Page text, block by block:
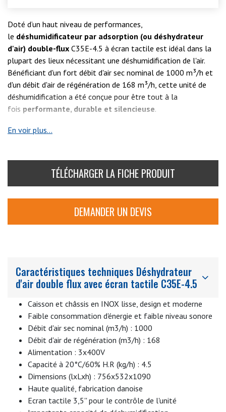
Doté d’un haut niveau de performances,
le déshumidificateur par adsorption (ou déshydrateur
d'air) double-flux C35E-4.5 à écran tactile est idéal dans la
plupart des lieux nécessitant une déshumidification de l'air.
Bénéficiant d'un fort débit d'air sec nominal de 1000 m³/h et
d'un débit d'air de régénération de 168 m³/h, cette unité de
déshumidification a été conçue pour être tout à la
fois performante, durable et silencieuse.
De fabrication danoise, une attention particulière a été portée
L'importante capacité de déshumidificationdu
déshydrateur C35E-4.5, associée à un large choix de
composants optionnels, lui confèrent un large panel
d'utilisations possibles : chambres froides, stations de
pompage, industries pharmaceutique et agroalimentaire,
Le C35E-4.5, comme l'ensemble de sa gamme, vous est
proposé en 4 versions.
En voir plus...
TÉLÉCHARGER LA FICHE PRODUIT
DEMANDER UN DEVIS
Caractéristiques techniques Déshydrateur
d'air double flux avec écran tactile C35E-4.5
Caisson et châssis en INOX lisse, design et moderne
Faible consommation d'énergie et faible niveau sonore
Débit d'air sec nominal (m3/h) : 1000
Débit d'air de régénération (m3/h) : 168
Alimentation : 3x400V
Capacité à 20°C/60% H.R (kg/h) : 4.5
Dimensions (lxLxh) : 756x532x1090
Haute qualité, fabrication danoise
Ecran tactile 3,5'' pour le contrôle de l'unité